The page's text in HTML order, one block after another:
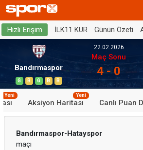
Hızlı Erişim İLK11 KUR Günün Özeti
Bandırmaspor
G B G B B
22.02.2026
Maç Sonu
4 - 0
Yeni
Aksiyon Haritası
Yeni
Canlı Puan
Bandırmaspor-Hatayspor
maçı